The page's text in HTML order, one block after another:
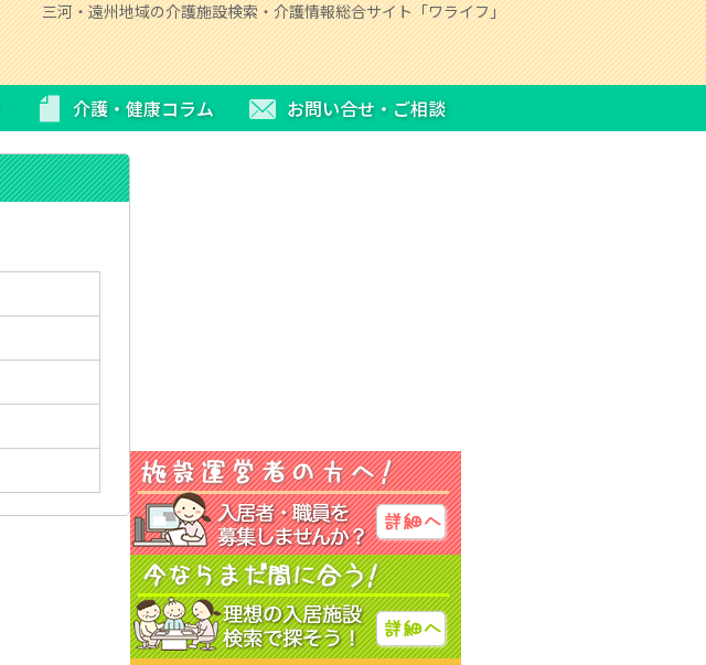
三河・遠州地域の介護施設検索・介護情報総合サイト「ワライフ」
介護・健康コラム お問い合せ・ご相談